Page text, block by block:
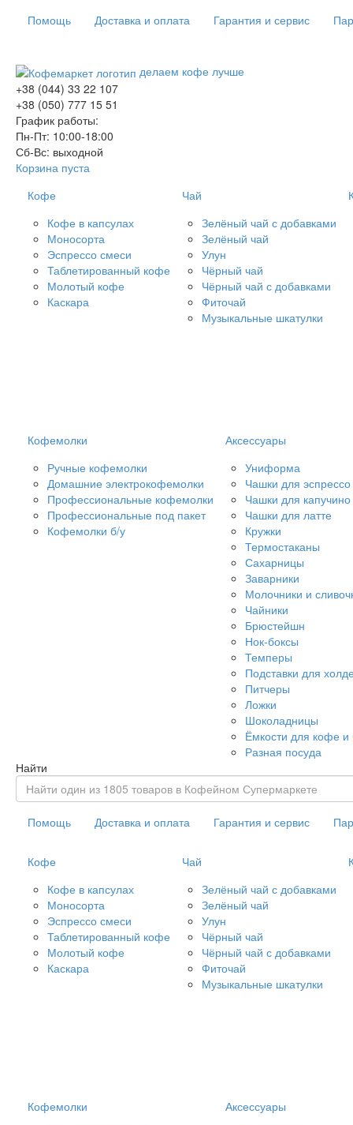
Помощь Доставка и оплата Гарантия и сервис
делаем кофе лучше
+38 (044) 33 22 107
+38 (050) 777 15 51
График работы:
Пн-Пт: 10:00-18:00
Сб-Вс: выходной
Корзина пуста
Кофе
Кофе в капсулах
Моносорта
Эспрессо смеси
Таблетированный кофе
Молотый кофе
Каскара
Чай
Зелёный чай с добавками
Зелёный чай
Улун
Чёрный чай
Чёрный чай с добавками
Фиточай
Музыкальные шкатулки
Кофемолки
Ручные кофемолки
Домашние электрокофемолки
Профессиональные кофемолки
Профессиональные под пакет
Кофемолки б/у
Аксессуары
Униформа
Чашки для эспрессо
Чашки для капучино
Чашки для латте
Кружки
Термостаканы
Сахарницы
Заварники
Молочники и
Чайники
Брюстейшн
Нок-боксы
Темперы
Подставки для
Питчеры
Ложки
Шоколадницы
Ёмкости для кофе и
Разная посуда
Найти
Помощь Доставка и оплата Гарантия и сервис
Кофе
Кофе в капсулах
Моносорта
Эспрессо смеси
Таблетированный кофе
Молотый кофе
Каскара
Чай
Зелёный чай с добавками
Зелёный чай
Улун
Чёрный чай
Чёрный чай с добавками
Фиточай
Музыкальные шкатулки
Кофемолки
Аксессуары